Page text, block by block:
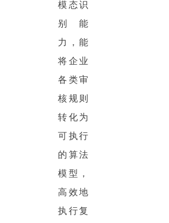
模态识
别能
力，能
将企业
各类审
核规则
转化为
可执行
的算法
模型，
高效地
执行复